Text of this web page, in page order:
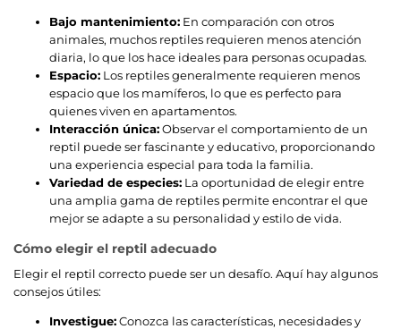
Bajo mantenimiento: En comparación con otros
animales, muchos reptiles requieren menos atención
diaria, lo que los hace ideales para personas ocupadas.
Espacio: Los reptiles generalmente requieren menos
espacio que los mamíferos, lo que es perfecto para
quienes viven en apartamentos.
Interacción única:Observar el comportamiento de un
reptil puede ser fascinante y educativo, proporcionando
una experiencia especial para toda la familia.
Variedad de especies: La oportunidad de elegir entre
una amplia gama de reptiles permite encontrar el que
mejor se adapte a su personalidad y estilo de vida.
Cómo elegir el reptil adecuado
Elegir el reptil correcto puede ser un desafío. Aquí hay algunos
consejos útiles:
Investigue:Conozca las características, necesidades y